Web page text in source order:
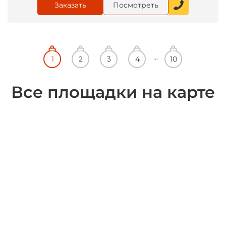
Заказать Посмотреть
Все площадки на карте